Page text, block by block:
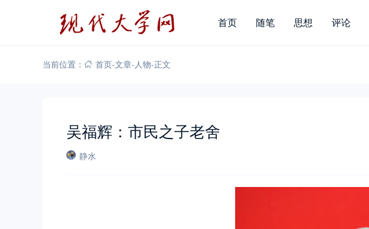
首页 随笔 思想 评论
当前位置： 首页-文章-人物-正文
吴福辉：市民之子老舍
静水